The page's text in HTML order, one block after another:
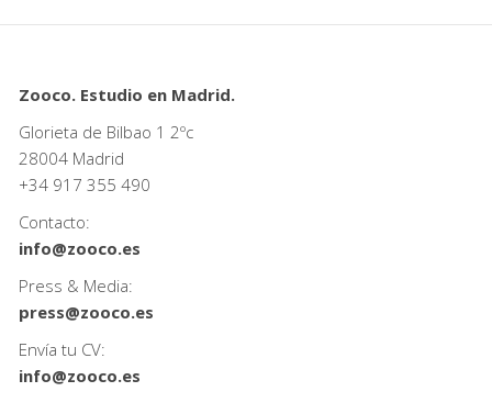
Zooco. Estudio en Madrid.
Glorieta de Bilbao 1 2ºc
28004 Madrid
+34 917 355 490
Contacto:
info@zooco.es
Press & Media:
press@zooco.es
Envía tu CV:
info@zooco.es